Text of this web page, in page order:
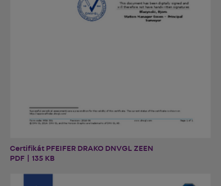
Certifikát PFEIFER DRAKO DNVGL ZEEN
PDF | 135 KB